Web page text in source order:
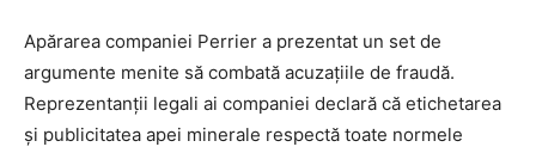
Apărarea companiei Perrier a prezentat un set de
argumente menite să combată acuzațiile de fraudă.
Reprezentanții legali ai companiei declară că etichetarea
și publicitatea apei minerale respectă toate normele